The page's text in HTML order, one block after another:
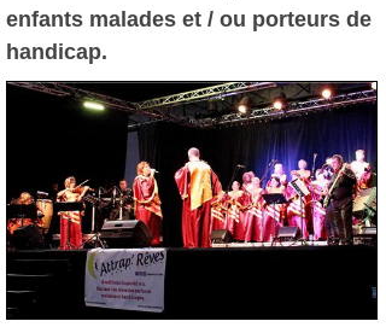
enfants malades et / ou porteurs de
handicap.